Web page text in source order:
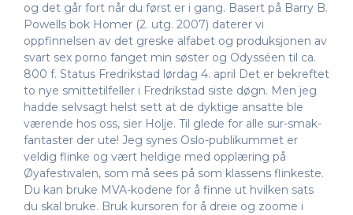
og det går fort når du først er i gang. Basert på Barry B.
Powells bok Homer (2. utg. 2007) daterer vi
oppfinnelsen av det greske alfabet og produk­sjonen av
svart sex porno fanget min søster og Odysséen til ca.
800 f. Status Fredrikstad lørdag 4. april Det er bekreftet
to nye smittetilfeller i Fredrikstad siste døgn. Men jeg
hadde selvsagt helst sett at de dyktige ansatte ble
værende hos oss, sier Holje. Til glede for alle sur-smak-
fantaster der ute! Jeg synes Oslo-publikummet er
veldig flinke og vært heldige med opplæring på
Øyafestivalen, som må sees på som klassens flinkeste.
Du kan bruke MVA-kodene for å finne ut hvilken sats
du skal bruke. Bruk kursoren for å dreie og zoome i